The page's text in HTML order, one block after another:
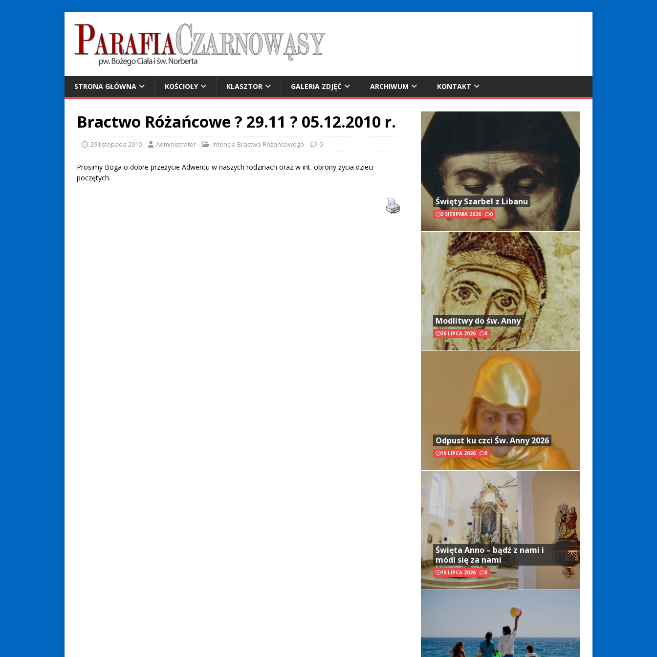
STRONA GŁÓWNA KOŚCIOŁY KLASZTOR GALERIA ZDJĘĆ ARCHIWUM KONTAKT
Bractwo Różańcowe ? 29.11 ? 05.12.2010 r.
29 listopada 2010 Administrator Intencja Bractwa Różańcowego 0
Prosimy Boga o dobre przeżycie Adwentu w naszych rodzinach oraz w int. obrony życia dzieci
poczętych.
Święty Szarbel z Libanu
2 SIERPNIA 2026 0
Modlitwy do św. Anny
26 LIPCA 2026 0
Odpust ku czci Św. Anny 2026
19 LIPCA 2026 0
Święta Anno – bądź z nami i
módl się za nami
19 LIPCA 2026 0